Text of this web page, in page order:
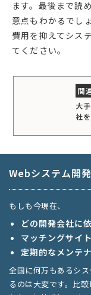
ます。最後まで読
意点もわかるでし
費用を抑えてシス
てください。
大
社
Webシステム開
もしも今現在、
どの開発会社に
マッチングサイ
定期的なメンテ
全国に何万もあるシ
るのは大変です。比